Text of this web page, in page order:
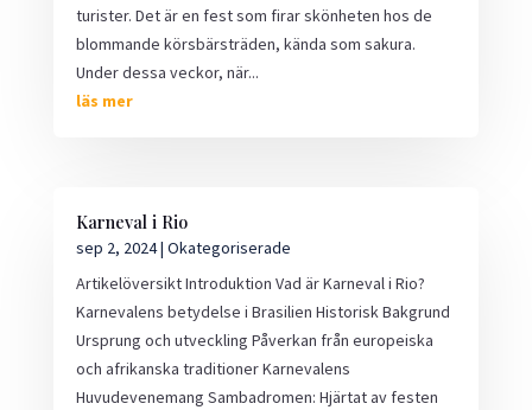
turister. Det är en fest som firar skönheten hos de
blommande körsbärsträden, kända som sakura.
Under dessa veckor, när...
läs mer
Karneval i Rio
sep 2, 2024| Okategoriserade
Artikelöversikt Introduktion Vad är Karneval i Rio?
Karnevalens betydelse i Brasilien Historisk Bakgrund
Ursprung och utveckling Påverkan från europeiska
och afrikanska traditioner Karnevalens
Huvudevenemang Sambadromen: Hjärtat av festen